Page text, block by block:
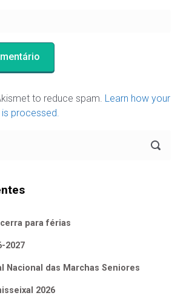
to reduce spam. Learn how your
processed.
para férias
2027
Nacional das Marchas Seniores
2026